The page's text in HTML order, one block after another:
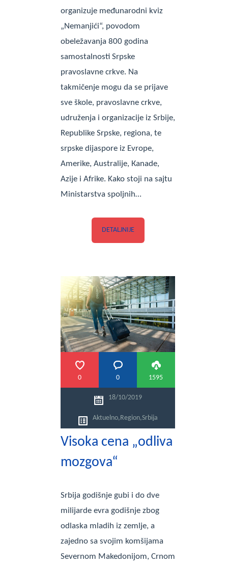
organizuje međunarodni kviz
„Nemanjići“, povodom
obeležavanja 800 godina
samostalnosti Srpske
pravoslavne crkve. Na
takmičenje mogu da se prijave
sve škole, pravoslavne crkve,
udruženja i organizacije iz Srbije,
Republike Srpske, regiona, te
srpske dijaspore iz Evrope,
Amerike, Australije, Кanade,
Azije i Afrike. Kako stoji na sajtu
Ministarstva spoljnih…
DETALJNIJE
0 0 1595
18/10/2019
Aktuelno,Region,Srbija
Visoka cena „odliva
mozgova“
Srbija godišnje gubi i do dve
milijarde evra godišnje zbog
odlaska mladih iz zemlje, a
zajedno sa svojim komšijama
Severnom Makedonijom, Crnom